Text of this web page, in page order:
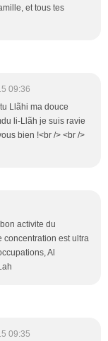
et tous tes
09:36
Llãhi ma douce
li-Llãh je suis ravie
bien !<br /> <br />
activite du
concentration est ultra
Al
09:35